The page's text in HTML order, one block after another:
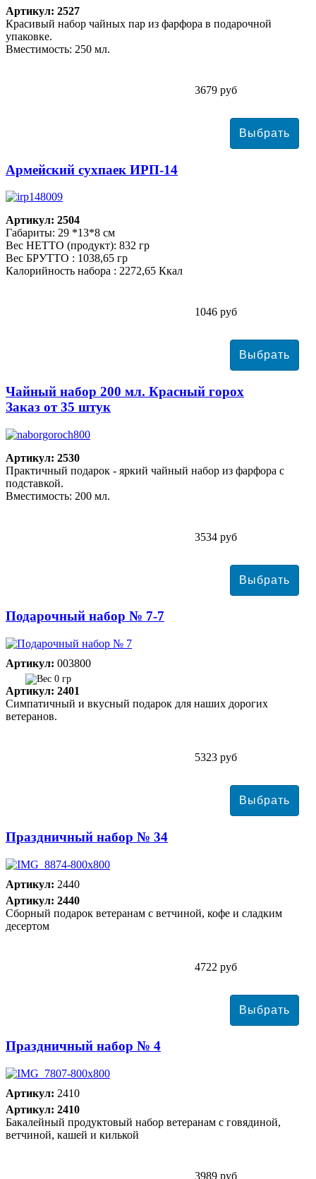
Артикул: 2527
Красивый набор чайных пар из фарфора в подарочной
упаковке.
Вместимость: 250 мл.
3679 руб
Армейский сухпаек ИРП-14
Артикул: 2504
Габариты: 29 *13*8 см
Вес НЕТТО (продукт): 832 гр
Вес БРУТТО : 1038,65 гр
Калорийность набора : 2272,65 Ккал
1046 руб
Чайный набор 200 мл. Красный горох
Заказ от 35 штук
Артикул: 2530
Практичный подарок - яркий чайный набор из фарфора с
подставкой.
Вместимость: 200 мл.
3534 руб
Подарочный набор № 7-7
Артикул: 003800
0 гр
Артикул: 2401
Симпатичный и вкусный подарок для наших дорогих
ветеранов.
5323 руб
Праздничный набор № 34
Артикул: 2440
Артикул: 2440
Сборный подарок ветеранам с ветчиной, кофе и сладким
десертом
4722 руб
Праздничный набор № 4
Артикул: 2410
Артикул: 2410
Бакалейный продуктовый набор ветеранам с говядиной,
ветчиной, кашей и килькой
3989 руб